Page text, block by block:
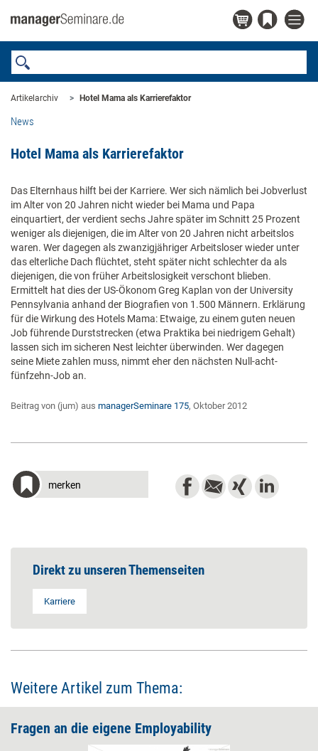
Artikelarchiv Hotel Mama als Karrierefaktor
News
Hotel Mama als Karrierefaktor
Das Elternhaus hilft bei der Karriere. Wer sich nämlich bei Jobverlust
im Alter von 20 Jahren nicht wieder bei Mama und Papa
einquartiert, der verdient sechs Jahre später im Schnitt 25 Prozent
weniger als diejenigen, die im Alter von 20 Jahren nicht arbeitslos
waren. Wer dagegen als zwanzigjähriger Arbeitsloser wieder unter
das elterliche Dach flüchtet, steht später nicht schlechter da als
diejenigen, die von früher Arbeitslosigkeit verschont blieben.
Ermittelt hat dies der US-Ökonom Greg Kaplan von der University
Pennsylvania anhand der Biografien von 1.500 Männern. Erklärung
für die Wirkung des Hotels Mama: Etwaige, zu einem guten neuen
Job führende Durststrecken (etwa Praktika bei niedrigem Gehalt)
lassen sich im sicheren Nest leichter überwinden. Wer dagegen
seine Miete zahlen muss, nimmt eher den nächsten Null-acht-
fünfzehn-Job an.
Beitrag von (jum) aus managerSeminare 175, Oktober 2012
merken
Direkt zu unseren Themenseiten
Karriere
Weitere Artikel zum Thema:
Fragen an die eigene Employability